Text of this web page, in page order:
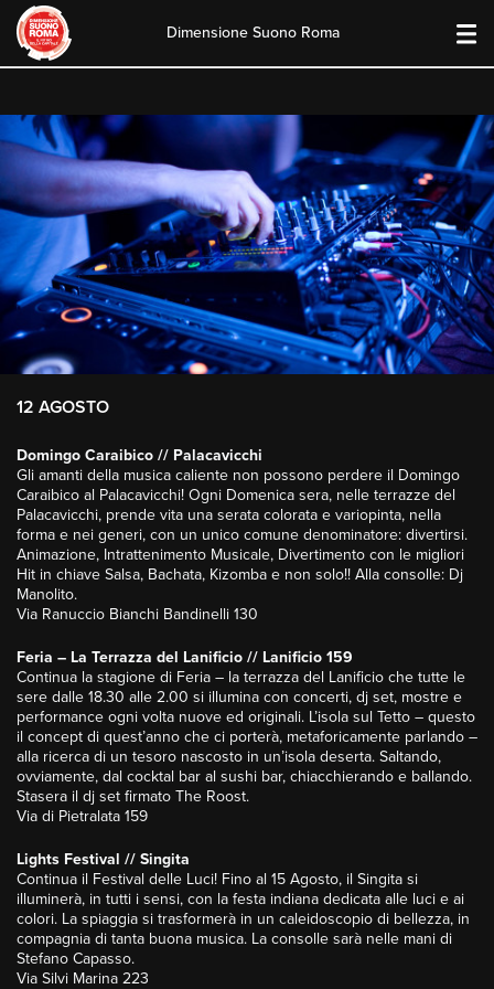
content
Dimensione Suono Roma
12 AGOSTO
Domingo Caraibico // Palacavicchi
Gli amanti della musica caliente non possono perdere il Domingo
Caraibico al Palacavicchi! Ogni Domenica sera, nelle terrazze del
Palacavicchi, prende vita una serata colorata e variopinta, nella
forma e nei generi, con un unico comune denominatore: divertirsi.
Animazione, Intrattenimento Musicale, Divertimento con le migliori
Hit in chiave Salsa, Bachata, Kizomba e non solo!! Alla consolle: Dj
Manolito.
Via Ranuccio Bianchi Bandinelli 130
Feria – La Terrazza del Lanificio // Lanificio 159
Continua la stagione di Feria – la terrazza del Lanificio che tutte le
sere dalle 18.30 alle 2.00 si illumina con concerti, dj set, mostre e
performance ogni volta nuove ed originali. L’isola sul Tetto – questo
il concept di quest’anno che ci porterà, metaforicamente parlando –
alla ricerca di un tesoro nascosto in un’isola deserta. Saltando,
ovviamente, dal cocktal bar al sushi bar, chiacchierando e ballando.
Stasera il dj set firmato The Roost.
Via di Pietralata 159
Lights Festival // Singita
Continua il Festival delle Luci! Fino al 15 Agosto, il Singita si
illuminerà, in tutti i sensi, con la festa indiana dedicata alle luci e ai
colori. La spiaggia si trasformerà in un caleidoscopio di bellezza, in
compagnia di tanta buona musica. La consolle sarà nelle mani di
Stefano Capasso.
Via Silvi Marina 223